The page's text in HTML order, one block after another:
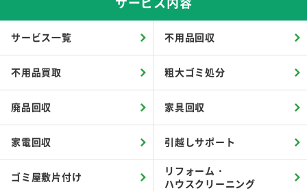
サービス一覧 不用品回収
不用品買取 粗大ゴミ処分
廃品回収 家具回収
家電回収 引越しサポート
ゴミ屋敷片付け
リフォーム・
ハウスクリーニング